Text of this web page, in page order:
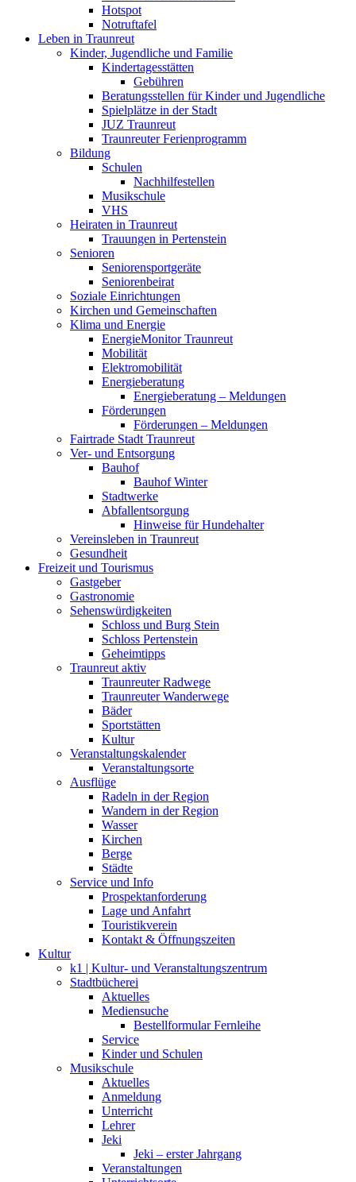
Hotspot
Notruftafel
Leben in Traunreut
Kinder, Jugendliche und Familie
Kindertagesstätten
Gebühren
Beratungsstellen für Kinder und Jugendliche
Spielplätze in der Stadt
JUZ Traunreut
Traunreuter Ferienprogramm
Bildung
Schulen
Nachhilfestellen
Musikschule
VHS
Heiraten in Traunreut
Trauungen in Pertenstein
Senioren
Seniorensportgeräte
Seniorenbeirat
Soziale Einrichtungen
Kirchen und Gemeinschaften
Klima und Energie
EnergieMonitor Traunreut
Mobilität
Elektromobilität
Energieberatung
Energieberatung – Meldungen
Förderungen
Förderungen – Meldungen
Fairtrade Stadt Traunreut
Ver- und Entsorgung
Bauhof
Bauhof Winter
Stadtwerke
Abfallentsorgung
Hinweise für Hundehalter
Vereinsleben in Traunreut
Gesundheit
Freizeit und Tourismus
Gastgeber
Gastronomie
Sehenswürdigkeiten
Schloss und Burg Stein
Schloss Pertenstein
Geheimtipps
Traunreut aktiv
Traunreuter Radwege
Traunreuter Wanderwege
Bäder
Sportstätten
Kultur
Veranstaltungskalender
Veranstaltungsorte
Ausflüge
Radeln in der Region
Wandern in der Region
Wasser
Kirchen
Berge
Städte
Service und Info
Prospektanforderung
Lage und Anfahrt
Touristikverein
Kontakt & Öffnungszeiten
Kultur
k1 | Kultur- und Veranstaltungszentrum
Stadtbücherei
Aktuelles
Mediensuche
Bestellformular Fernleihe
Service
Kinder und Schulen
Musikschule
Aktuelles
Anmeldung
Unterricht
Lehrer
Jeki
Jeki – erster Jahrgang
Veranstaltungen